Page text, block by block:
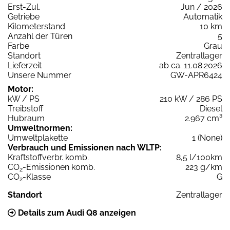
Erst-Zul.
Jun / 2026
Getriebe
Automatik
Kilometerstand
10 km
Anzahl der Türen
5
Farbe
Grau
Standort
Zentrallager
Lieferzeit
ab ca. 11.08.2026
Unsere Nummer
GW-APR6424
Motor:
kW / PS
210 kW / 286 PS
Treibstoff
Diesel
Hubraum
2.967 cm³
Umweltnormen:
Umweltplakette
1 (None)
Verbrauch und Emissionen nach WLTP:
Kraftstoffverbr. komb.
8,5 l/100km
CO2-Emissionen komb.
223 g/km
CO2-Klasse
G
Standort
Zentrallager
Details zum Audi Q8 anzeigen